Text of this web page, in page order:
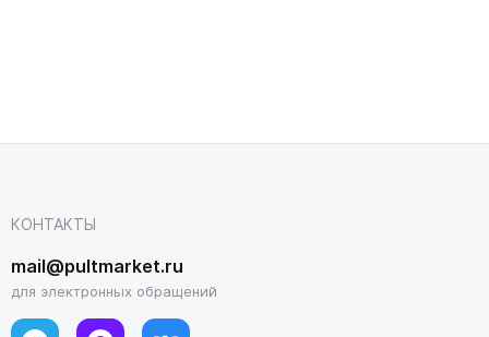
КОНТАКТЫ
mail@pultmarket.ru
для электронных обращений